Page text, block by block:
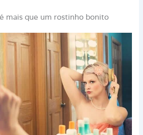
mais que um rostinho bonito